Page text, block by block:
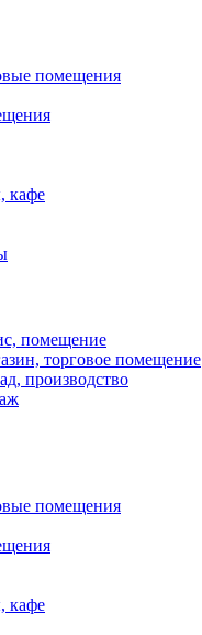
помещения
кафе
помещение
торговое помещение
производство
помещения
кафе